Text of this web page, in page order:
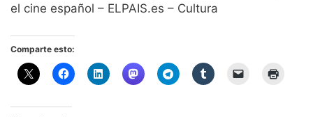
el cine español – ELPAIS.es – Cultura
Comparte esto: